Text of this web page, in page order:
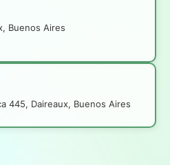
Buenos Aires
445, Daireaux, Buenos Aires